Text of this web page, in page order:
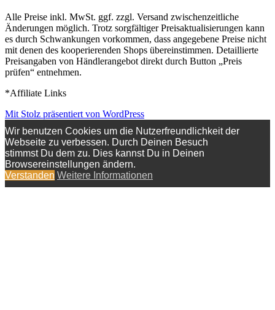
Alle Preise inkl. MwSt. ggf. zzgl. Versand zwischenzeitliche
Änderungen möglich. Trotz sorgfältiger Preisaktualisierungen kann
es durch Schwankungen vorkommen, dass angegebene Preise nicht
mit denen des kooperierenden Shops übereinstimmen. Detaillierte
Preisangaben von Händlerangebot direkt durch Button „Preis
prüfen“ entnehmen.
*Affiliate Links
Mit Stolz präsentiert von WordPress
Wir benutzen Cookies um die Nutzerfreundlichkeit der
Webseite zu verbessen. Durch Deinen Besuch
stimmst Du dem zu. Dies kannst Du in Deinen
Browsereinstellungen ändern.
Verstanden Weitere Informationen